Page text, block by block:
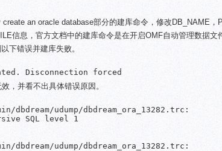
create an oracle database部分的建库命令，修改DB_NAME
信息，官方文档中的建库命令是在开启OMF自动管理数据文
下错误并建库失败。
Disconnection forced
，并看不出具体错误原因。
udump/dbdream_ora_13282.trc:
SQL level 1
udump/dbdream_ora_13282.trc: